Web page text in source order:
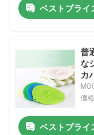
ベストプライ
普
な
カ
価
ベストプライ